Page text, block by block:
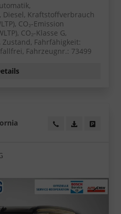
Diesel, Kraftstoffverbrauch
CO₂-Emission
CO₂-Klasse G,
Fahrfähigkeit:
Fahrzeugnr.: 73499
Wir rufen Sie an!
PDF-Datei,